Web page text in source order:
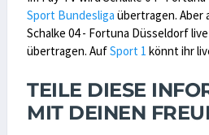
Sport Bundesliga übertragen. Aber
Schalke 04 - Fortuna Düsseldorf
übertragen. AufSport 1 könnt ihr
TEILE DIESE
MIT DEINEN